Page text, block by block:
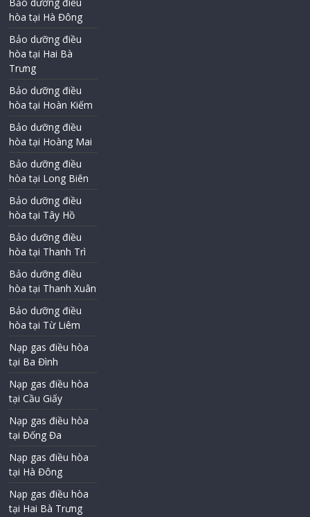
hòa tại Hà Đông
Bảo dưỡng điều
hòa tại Hai Bà
Trưng
Bảo dưỡng điều
hòa tại Hoàn Kiếm
Bảo dưỡng điều
hòa tại Hoàng Mai
Bảo dưỡng điều
hòa tại Long Biên
Bảo dưỡng điều
hòa tại Tây Hồ
Bảo dưỡng điều
hòa tại Thanh Trì
Bảo dưỡng điều
hòa tại Thanh Xuân
Bảo dưỡng điều
hòa tại Từ Liêm
Nạp gas điều hòa
tại Ba Đình
Nạp gas điều hòa
tại Cầu Giấy
Nạp gas điều hòa
tại Đống Đa
Nạp gas điều hòa
tại Hà Đông
Nạp gas điều hòa
tại Hai Bà Trưng